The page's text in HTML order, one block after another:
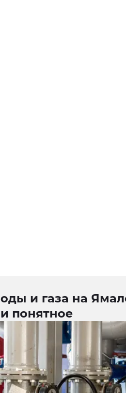
и газа на
понятное